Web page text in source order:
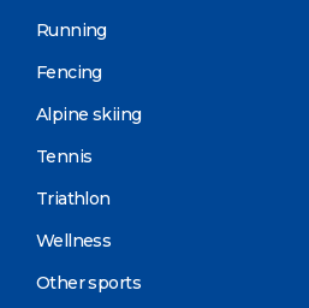
Running
Fencing
Alpine skiing
Tennis
Triathlon
Wellness
Other sports